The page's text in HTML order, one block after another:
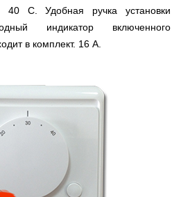
С. Удобная ручка установки
индикатор включенного
в комплект. 16 А.